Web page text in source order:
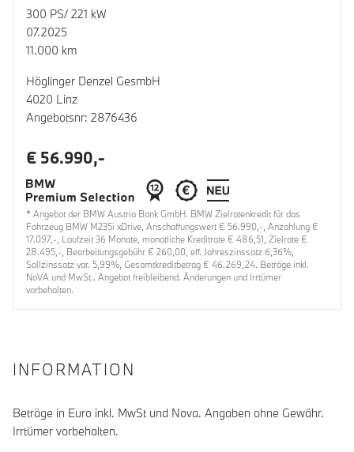
300 PS/ 221 kW
07.2025
11.000 km
Höglinger Denzel GesmbH
4020 Linz
Angebotsnr: 2876436
€ 56.990,-
* Angebot der BMW Austria Bank GmbH. BMW Zielratenkredit für das
Fahrzeug BMW M235i xDrive, Anschaffungswert € 56.990,-, Anzahlung €
17.097,-, Laufzeit 36 Monate, monatliche Kreditrate € 486,51, Zielrate €
28.495,-, Bearbeitungsgebühr € 260,00, eff. Jahreszinssatz 6,36%,
Sollzinssatz var. 5,99%, Gesamtkreditbetrag € 46.269,24. Beträge inkl.
NoVA und MwSt.. Angebot freibleibend. Änderungen und Irrtümer
vorbehalten.
INFORMATION
Beträge in Euro inkl. MwSt und Nova. Angaben ohne Gewähr.
Irrtümer vorbehalten.